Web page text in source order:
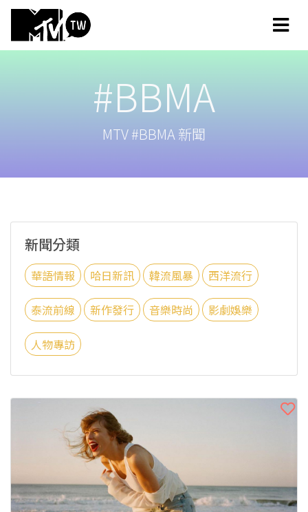
#BBMA
MTV #BBMA 新聞
新聞分類
華語情報 哈日新訊 韓流風暴 西洋流行
泰流前線 新作發行 音樂時尚 影劇娛樂
人物專訪